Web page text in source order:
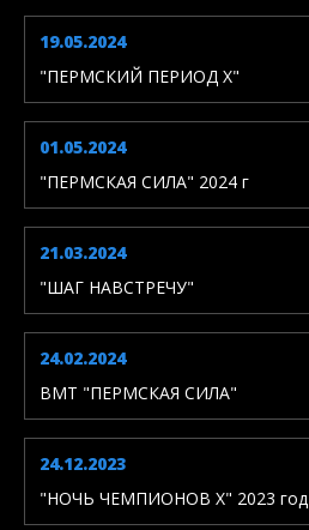
19.05.2024
"ПЕРМСКИЙ ПЕРИОД X"
01.05.2024
"ПЕРМСКАЯ СИЛА" 2024 г
21.03.2024
"ШАГ НАВСТРЕЧУ"
24.02.2024
ВМТ "ПЕРМСКАЯ СИЛА"
24.12.2023
"НОЧЬ ЧЕМПИОНОВ X" 2023 год